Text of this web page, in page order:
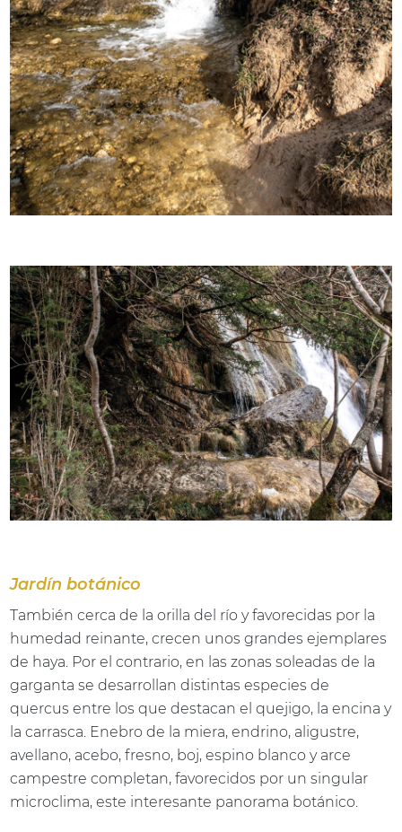
Jardín botánico
También cerca de la orilla del río y favorecidas por la
humedad reinante, crecen unos grandes ejemplares
de haya. Por el contrario, en las zonas soleadas de la
garganta se desarrollan distintas especies de
quercus entre los que destacan el quejigo, la encina y
la carrasca. Enebro de la miera, endrino, aligustre,
avellano, acebo, fresno, boj, espino blanco y arce
campestre completan, favorecidos por un singular
microclima, este interesante panorama botánico.